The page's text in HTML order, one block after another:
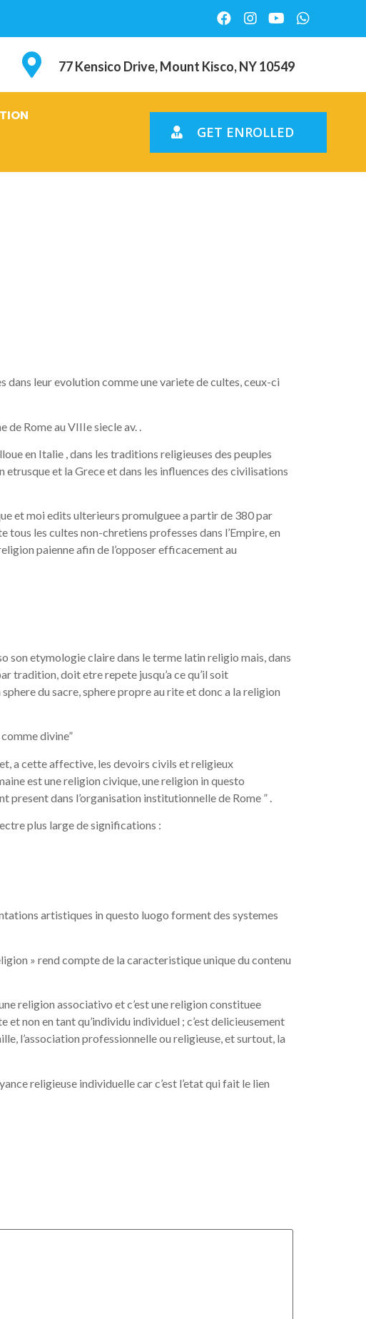
77 Kensico Drive, Mount Kisco, NY 10549
GET ENROLLED
dans leur evolution comme une variete de cultes, ceux-ci
Rome au VIIIe siecle av. .
en Italie , dans les traditions religieuses des peuples
et la Grece et dans les influences des civilisations
et moi edits ulterieurs promulguee a partir de 380 par
les cultes non-chretiens professes dans l’Empire, en
paienne afin de l’opposer efficacement au
son etymologie claire dans le terme latin religio mais, dans
tradition, doit etre repete jusqu’a ce qu’il soit
du sacre, sphere propre au rite et donc a la religion
divine”
a cette affective, les devoirs civils et religieux
est une religion civique, une religion in questo
dans l’organisation institutionnelle de Rome ” .
plus large de significations :
artistiques in questo luogo forment des systemes
» rend compte de la caracteristique unique du contenu
religion associativo et c’est une religion constituee
et non en tant qu’individu individuel ; c’est delicieusement
l’association professionnelle ou religieuse, et surtout, la
religieuse individuelle car c’est l’etat qui fait le lien